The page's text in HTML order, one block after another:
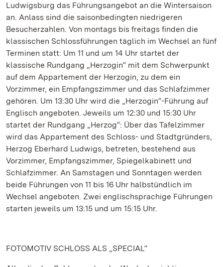
Ludwigsburg das Führungsangebot an die Wintersaison
an. Anlass sind die saisonbedingten niedrigeren
Besucherzahlen. Von montags bis freitags finden die
klassischen Schlossführungen täglich im Wechsel an fünf
Terminen statt: Um 11 und um 14 Uhr startet der
klassische Rundgang „Herzogin“ mit dem Schwerpunkt
auf dem Appartement der Herzogin, zu dem ein
Vorzimmer, ein Empfangszimmer und das Schlafzimmer
gehören. Um 13:30 Uhr wird die „Herzogin“-Führung auf
Englisch angeboten. Jeweils um 12:30 und 15:30 Uhr
startet der Rundgang „Herzog“: Über das Tafelzimmer
wird das Appartement des Schloss- und Stadtgründers,
Herzog Eberhard Ludwigs, betreten, bestehend aus
Vorzimmer, Empfangszimmer, Spiegelkabinett und
Schlafzimmer. An Samstagen und Sonntagen werden
beide Führungen von 11 bis 16 Uhr halbstündlich im
Wechsel angeboten. Zwei englischsprachige Führungen
starten jeweils um 13:15 und um 15:15 Uhr.
FOTOMOTIV SCHLOSS ALS „SPECIAL“